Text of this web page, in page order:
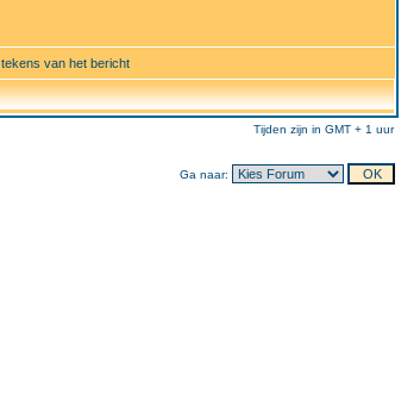
tekens van het bericht
Tijden zijn in GMT + 1 uur
Ga naar: